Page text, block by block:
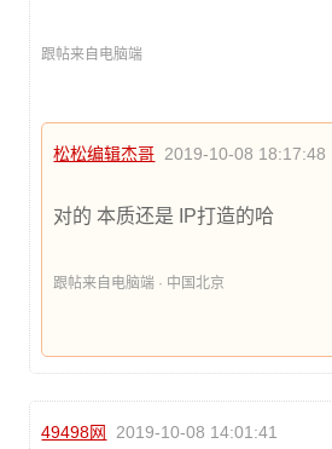
跟帖来自电脑端
松松编辑杰哥 2019-10-08 18:17:48
对的 本质还是 IP打造的哈
跟帖来自电脑端 · 中国北京
49498网 2019-10-08 14:01:41